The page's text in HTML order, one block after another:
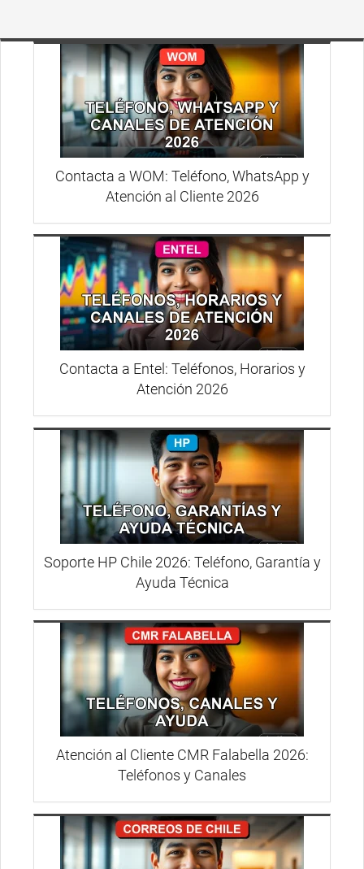
Contacta a WOM: Teléfono, WhatsApp y
Atención al Cliente 2026
Contacta a Entel: Teléfonos, Horarios y
Atención 2026
Soporte HP Chile 2026: Teléfono, Garantía y
Ayuda Técnica
Atención al Cliente CMR Falabella 2026:
Teléfonos y Canales